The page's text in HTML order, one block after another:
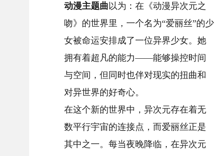
动漫主题曲 以为：在《动漫异次元之
吻》的世界里，一个名为“爱丽丝”的少
女被命运安排成了一位异界少女。她
拥有着超凡的能力——能够操控时间
与空间，但同时也伴对现实的扭曲和
对异世界的好奇心。
在这个新的世界中，异次元存在着无
数平行宇宙的连接点，而爱丽丝正是
其中之一。每当夜晚降临，在异次元